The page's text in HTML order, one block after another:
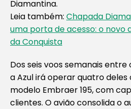
Diamantina.
Leia também: Chapada
uma porta de acesso: o novo
da Conquista
Dos seis voos semanais entre
a Azul irá operar quatro
modelo Embraer 195, com
clientes. O avião consolida o